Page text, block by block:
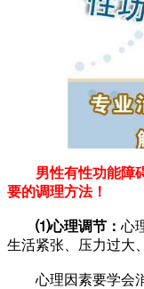
男性有性功能障碍
要的调理方法！
⑴心理调节： 心
生活紧张、压力过大
心理因素要学会消